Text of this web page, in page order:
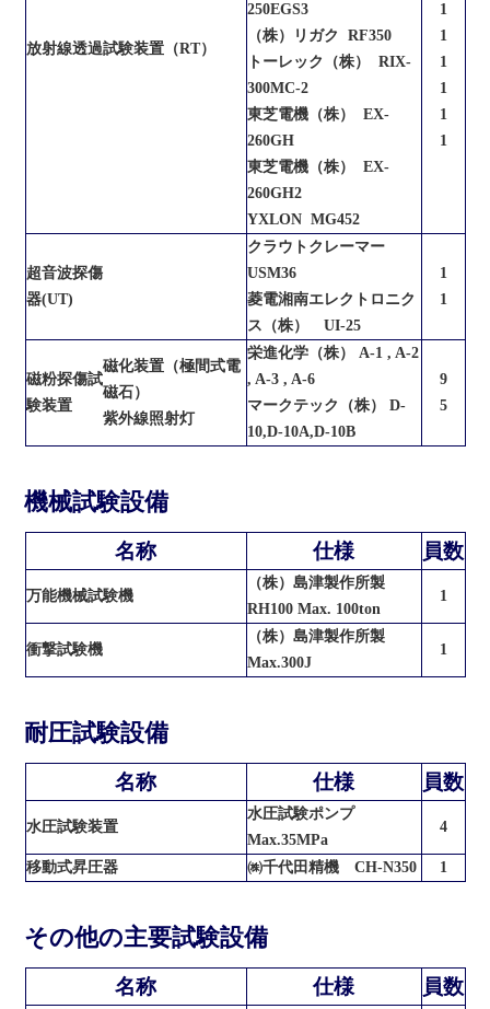
放射線透過試験装置（RT）
250EGS3
（株）リガク RF350
トーレック（株） RIX-
300MC-2
東芝電機（株） EX-
260GH
東芝電機（株） EX-
260GH2
YXLON MG452
1
1
1
1
1
1
超音波探傷
器(UT)
クラウトクレーマー
USM36
菱電湘南エレクトロニク
ス（株） UI-25
1
1
磁粉探傷試
験装置
磁化装置（極間式電
磁石）
紫外線照射灯
栄進化学（株） A-1 , A-2
, A-3 , A-6
マークテック（株） D-
10,D-10A,D-10B
9
5
機械試験設備
名称 仕様 員数
万能機械試験機
（株）島津製作所製
RH100 Max. 100ton
1
衝撃試験機
（株）島津製作所製
Max.300J
1
耐圧試験設備
名称 仕様 員数
水圧試験装置
水圧試験ポンプ
Max.35MPa
4
移動式昇圧器 ㈱千代田精機 CH-N350 1
その他の主要試験設備
名称 仕様 員数